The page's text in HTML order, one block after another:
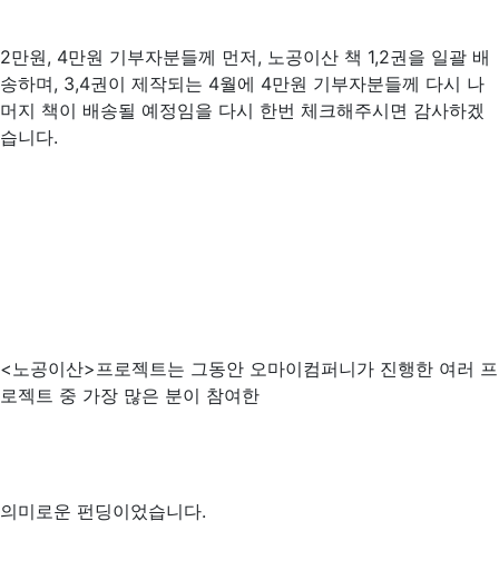
2만원, 4만원 기부자분들께 먼저, 노공이산 책 1,2권을 일괄 배
송하며, 3,4권이 제작되는 4월에 4만원 기부자분들께 다시 나
머지 책이 배송될 예정임을 다시 한번 체크해주시면 감사하겠
습니다.
<노공이산>프로젝트는 그동안 오마이컴퍼니가 진행한 여러 프
로젝트 중 가장 많은 분이 참여한
의미로운 펀딩이었습니다.